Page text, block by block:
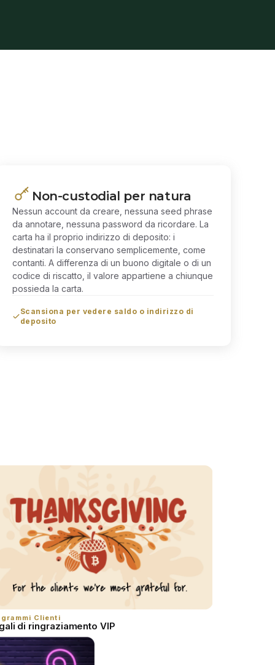
Non-custodial per natura
Nessun account da creare, nessuna seed phrase
da annotare, nessuna password da ricordare. La
carta ha il proprio indirizzo di deposito: i
destinatari la conservano semplicemente, come
contanti. A differenza di un buono digitale o di un
codice di riscatto, il valore appartiene a chiunque
possieda la carta.
Scansiona per vedere saldo o indirizzo di
deposito
Clienti
di ringraziamento VIP